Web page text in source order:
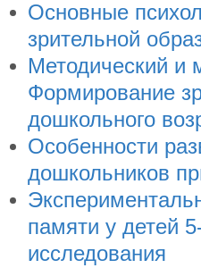
Основные
зрительной
Методический и
Формирование
дошкольного
Особенности
дошкольников
памяти у детей
исследования